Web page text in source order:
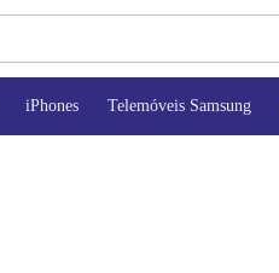
iPhones Telemóveis Samsung